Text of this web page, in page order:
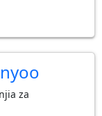
za